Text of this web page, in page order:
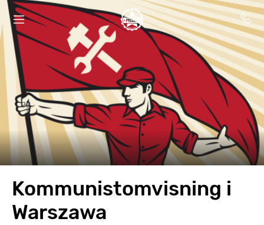
Kommunistomvisning i
Warszawa